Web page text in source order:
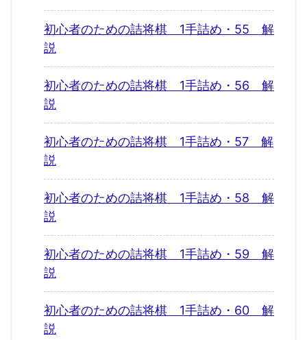
初心者のための詰将棋 1手詰め・55 解
説
初心者のための詰将棋 1手詰め・56 解
説
初心者のための詰将棋 1手詰め・57 解
説
初心者のための詰将棋 1手詰め・58 解
説
初心者のための詰将棋 1手詰め・59 解
説
初心者のための詰将棋 1手詰め・60 解
説